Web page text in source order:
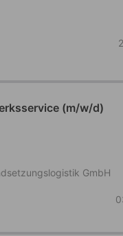
(m/w/d)
GmbH